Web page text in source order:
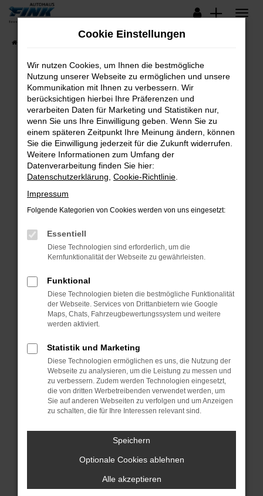
Zum
springen
Lagerfahrzeuge
Fehler: Network Error
Beim Laden ist ein Fehler aufgetreten.
Hier sind ein paar Tipps, die dir helfen können:
Überprüfe deine Firewall und deine
Internetverbindung.
Laden andere Webseiten, zum Beispiel deine
Suchmaschine?
Prüfe deine Browsererweiterungen.
können das Laden bestimmter Seiten
verhindern. Funktioniert die Seite in einem
anderen Browser oder in einem privaten
Starte dein Gerät neu.
Das kann manchmal helfen, vorübergehende
Probleme zu beheben.
Betriebssystem auf dem neuesten Stand
sind.
Veraltete Software birgt nicht nur ein
Sicherheitsrisiko, sondern kann auch dazu
führen, dass bestimmte Funktionen nicht mehr
unterstützt werden.
Wende dich an den Webseitenbetreiber.
Wenn du alle oben genannten Schritte versucht
hast, kontaktiere uns bitte. Wir werden
versuchen, das Problem zu beheben. Du kannst
uns diesen Text schicken, um uns bei der
Cookie Einstellungen
Wir nutzen Cookies, um Ihnen die bestmögliche
Nutzung unserer Webseite zu ermöglichen und unsere
Kommunikation mit Ihnen zu verbessern. Wir
berücksichtigen hierbei Ihre Präferenzen und
verarbeiten Daten für Marketing und Statistiken nur,
wenn Sie uns Ihre Einwilligung geben. Wenn Sie zu
einem späteren Zeitpunkt Ihre Meinung ändern, können
Sie die Einwilligung jederzeit für die Zukunft widerrufen.
Weitere Informationen zum Umfang der
Datenverarbeitung finden Sie hier:
Datenschutzerklärung Cookie-Richtlinie
Impressum
Folgende Kategorien von Cookies werden von uns eingesetzt:
Essentiell
Diese Technologien sind erforderlich, um die
Kernfunktionalität der Webseite zu gewährleisten.
Funktional
Diese Technologien bieten die bestmögliche Funktionalität
der Webseite. Services von Drittanbietern wie Google
Maps, Chats, Fahrzeugbewertungssystem und weitere
werden aktiviert.
Statistik und Marketing
Diese Technologien ermöglichen es uns, die Nutzung der
Webseite zu analysieren, um die Leistung zu messen und
zu verbessern. Zudem werden Technologien eingesetzt,
die von dritten Werbetreibenden verwendet werden, um
Sie auf anderen Webseiten zu verfolgen und um Anzeigen
zu schalten, die für Ihre Interessen relevant sind.
Speichern
Optionale Cookies ablehnen
Alle akzeptieren